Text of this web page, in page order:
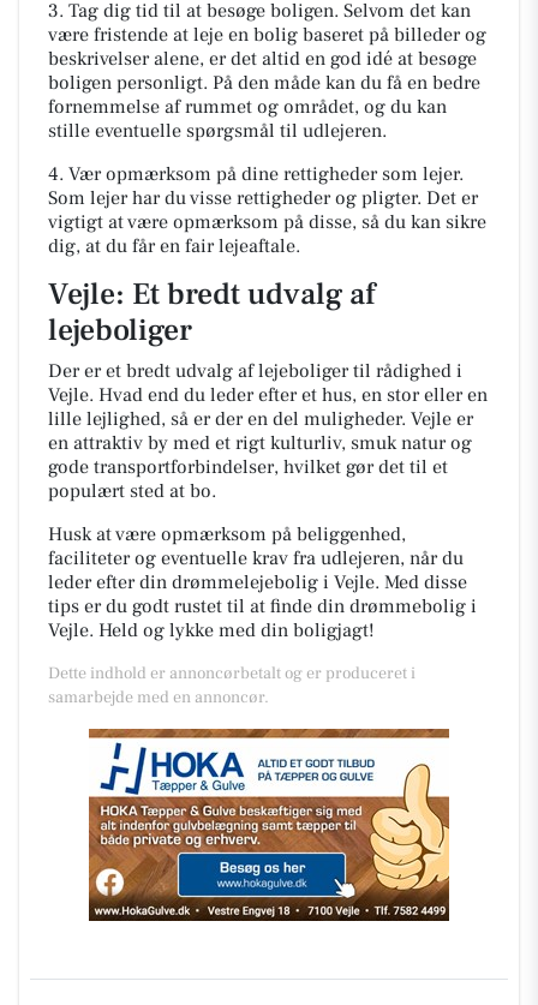
3. Tag dig tid til at besøge boligen. Selvom det kan
være fristende at leje en bolig baseret på billeder og
beskrivelser alene, er det altid en god idé at besøge
boligen personligt. På den måde kan du få en bedre
fornemmelse af rummet og området, og du kan
stille eventuelle spørgsmål til udlejeren.
4. Vær opmærksom på dine rettigheder som lejer.
Som lejer har du visse rettigheder og pligter. Det er
vigtigt at være opmærksom på disse, så du kan sikre
dig, at du får en fair lejeaftale.
Vejle: Et bredt udvalg af
lejeboliger
Der er et bredt udvalg af lejeboliger til rådighed i
Vejle. Hvad end du leder efter et hus, en stor eller en
lille lejlighed, så er der en del muligheder. Vejle er
en attraktiv by med et rigt kulturliv, smuk natur og
gode transportforbindelser, hvilket gør det til et
populært sted at bo.
Husk at være opmærksom på beliggenhed,
faciliteter og eventuelle krav fra udlejeren, når du
leder efter din drømmelejebolig i Vejle. Med disse
tips er du godt rustet til at finde din drømmebolig i
Vejle. Held og lykke med din boligjagt!
Dette indhold er annoncørbetalt og er produceret i
samarbejde med en annoncør.